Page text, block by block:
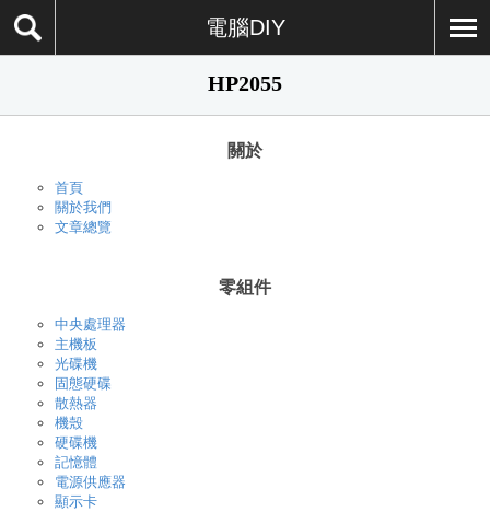
電腦DIY
HP2055
關於
首頁
關於我們
文章總覽
零組件
中央處理器
主機板
光碟機
固態硬碟
散熱器
機殼
硬碟機
記憶體
電源供應器
顯示卡